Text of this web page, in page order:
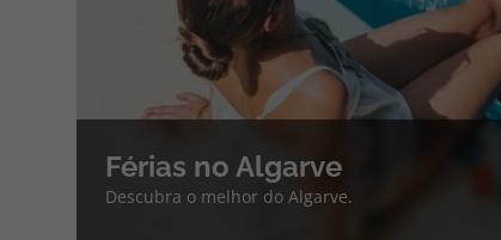
Férias no Algarve
Descubra o melhor do Algarve.